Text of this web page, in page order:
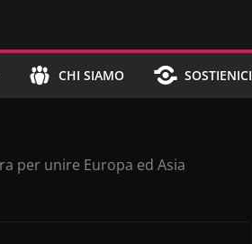
CHI SIAMO SOSTIENICI
per unire Europa ed Asia